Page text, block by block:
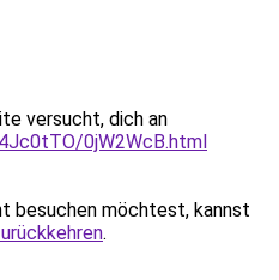
versucht, dich an
0jW2WcB.html
besuchen möchtest, kannst
.